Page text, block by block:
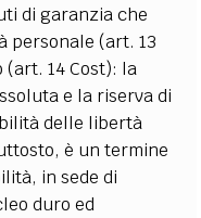
di garanzia che
personale (art. 13
14 Cost): la
e la riserva di
delle libertà
è un termine
in sede di
duro ed